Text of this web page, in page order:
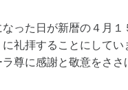
った日が新暦の４月１
礼拝することにしてい
尊に感謝と敬意をささ